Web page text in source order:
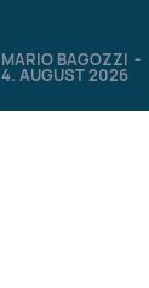
MARIO BAGOZZI -
4. AUGUST 2026